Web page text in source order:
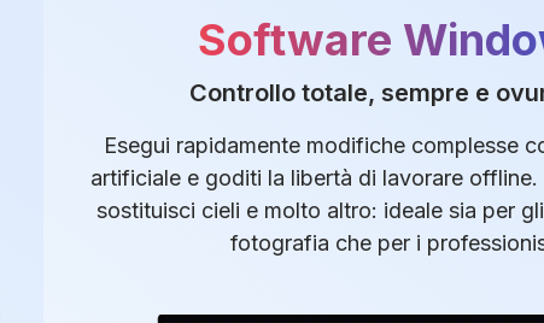
Software
Controllo totale, sempre e
Esegui rapidamente modifiche complesse
artificiale e goditi la libertà di lavorare
sostituisci cieli e molto altro: ideale sia per
fotografia che per i